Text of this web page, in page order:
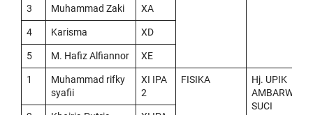
3 Muhammad Zaki XA
4 Karisma XD
5 M. Hafiz Alfiannor XE
1
Muhammad rifky
syafii
XI IPA
2
FISIKA
Hj. UPIK
AMBARWATI
SUCI